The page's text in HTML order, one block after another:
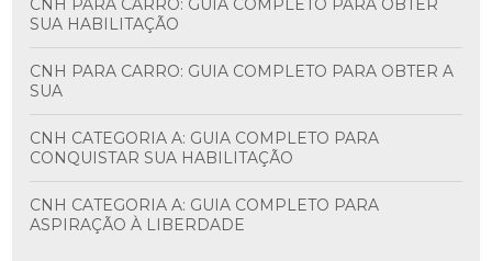
CNH PARA CARRO: GUIA COMPLETO PARA OBTER
SUA HABILITAÇÃO
CNH PARA CARRO: GUIA COMPLETO PARA OBTER A
SUA
CNH CATEGORIA A: GUIA COMPLETO PARA
CONQUISTAR SUA HABILITAÇÃO
CNH CATEGORIA A: GUIA COMPLETO PARA
ASPIRAÇÃO À LIBERDADE